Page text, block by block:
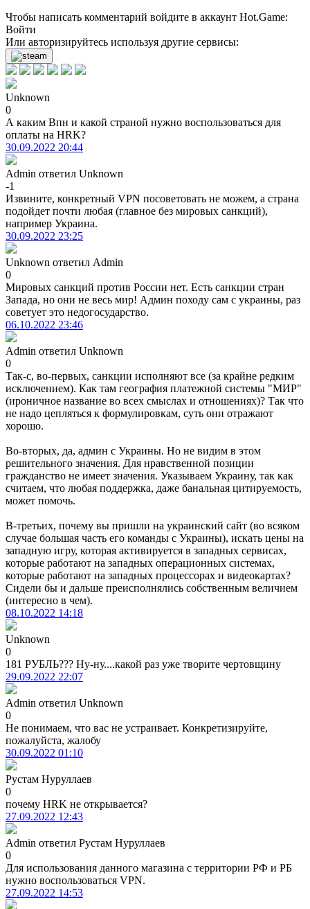
Чтобы написать комментарий войдите в аккаунт Hot.Game:
Войти
Или авторизируйтесь используя другие сервисы:
Unknown
0
А каким Впн и какой страной нужно воспользоваться для
оплаты на HRK?
30.09.2022 20:44
Admin ответил Unknown
-1
Извините, конкретный VPN посоветовать не можем, а страна
подойдет почти любая (главное без мировых санкций),
например Украина.
30.09.2022 23:25
Unknown ответил Admin
0
Мировых санкций против России нет. Есть санкции стран
Запада, но они не весь мир! Админ походу сам с украины, раз
советует это недогосударство.
06.10.2022 23:46
Admin ответил Unknown
0
Так-с, во-первых, санкции исполняют все (за крайне редким
исключением). Как там география платежной системы "МИР"
(ироничное название во всех смыслах и отношениях)? Так что
не надо цепляться к формулировкам, суть они отражают
хорошо.
Во-вторых, да, админ с Украины. Но не видим в этом
решительного значения. Для нравственной позиции
гражданство не имеет значения. Указываем Украину, так как
считаем, что любая поддержка, даже банальная цитируемость,
может помочь.
В-третьих, почему вы пришли на украинский сайт (во всяком
случае большая часть его команды с Украины), искать цены на
западную игру, которая активируется в западных сервисах,
которые работают на западных операционных системах,
которые работают на западных процессорах и видеокартах?
Сидели бы и дальше преисполнялись собственным величием
(интересно в чем).
08.10.2022 14:18
Unknown
0
181 РУБЛЬ??? Ну-ну....какой раз уже творите чертовщину
29.09.2022 22:07
Admin ответил Unknown
0
Не понимаем, что вас не устраивает. Конкретизируйте,
пожалуйста, жалобу
30.09.2022 01:10
Рустам Нуруллаев
0
почему HRK не открывается?
27.09.2022 12:43
Admin ответил Рустам Нуруллаев
0
Для использования данного магазина с территории РФ и РБ
нужно воспользоваться VPN.
27.09.2022 14:53